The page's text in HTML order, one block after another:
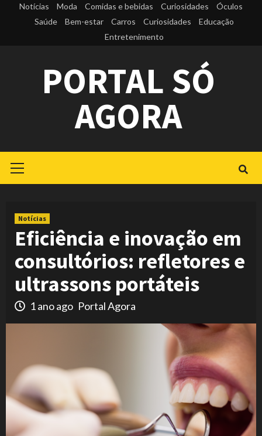
Notícias Moda Comidas e bebidas Curiosidades
Óculos
Saúde
Bem-estar Carros Curiosidades
Educação
Entretenimento
PORTAL SÓ
AGORA
Menu
Notícias
Eficiência e inovação em
consultórios: refletores e
ultrassons portáteis
1 ano ago Portal Agora